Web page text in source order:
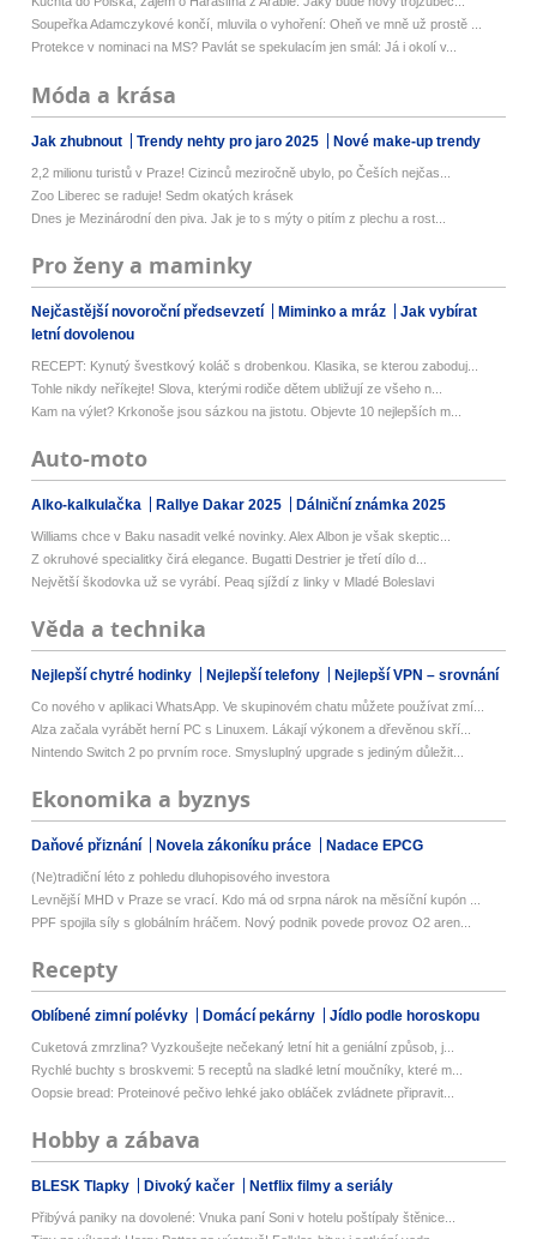
Soupeřka Adamczykové končí, mluvila o vyhoření: Oheň ve mně už prostě ...
Protekce v nominaci na MS? Pavlát se spekulacím jen smál: Já i okolí v...
Móda a krása
Jak zhubnout Trendy nehty pro jaro 2025 Nové make-up trendy
2,2 milionu turistů v Praze! Cizinců meziročně ubylo, po Češích nejčas...
Zoo Liberec se raduje! Sedm okatých krásek
Dnes je Mezinárodní den piva. Jak je to s mýty o pitím z plechu a rost...
Pro ženy a maminky
Nejčastější novoroční předsevzetí Miminko a mráz
Jak vybírat
letní dovolenou
RECEPT: Kynutý švestkový koláč s drobenkou. Klasika, se kterou zaboduj...
Tohle nikdy neříkejte! Slova, kterými rodiče dětem ubližují ze všeho n...
Kam na výlet? Krkonoše jsou sázkou na jistotu. Objevte 10 nejlepších m...
Auto-moto
Alko-kalkulačka Rallye Dakar 2025 Dálniční známka 2025
Williams chce v Baku nasadit velké novinky. Alex Albon je však skeptic...
Z okruhové specialitky čirá elegance. Bugatti Destrier je třetí dílo d...
Největší škodovka už se vyrábí. Peaq sjíždí z linky v Mladé Boleslavi
Věda a technika
Nejlepší chytré hodinky Nejlepší telefony Nejlepší VPN – srovnání
Co nového v aplikaci WhatsApp. Ve skupinovém chatu můžete používat zmí...
Alza začala vyrábět herní PC s Linuxem. Lákají výkonem a dřevěnou skří...
Nintendo Switch 2 po prvním roce. Smysluplný upgrade s jediným důležit...
Ekonomika a byznys
Daňové přiznání Novela zákoníku práce Nadace EPCG
(Ne)tradiční léto z pohledu dluhopisového investora
Levnější MHD v Praze se vrací. Kdo má od srpna nárok na měsíční kupón ...
PPF spojila síly s globálním hráčem. Nový podnik povede provoz O2 aren...
Recepty
Oblíbené zimní polévky Domácí pekárny Jídlo podle horoskopu
Cuketová zmrzlina? Vyzkoušejte nečekaný letní hit a geniální způsob, j...
Rychlé buchty s broskvemi: 5 receptů na sladké letní moučníky, které m...
Oopsie bread: Proteinové pečivo lehké jako obláček zvládnete připravit...
Hobby a zábava
BLESK Tlapky Divoký kačer Netflix filmy a seriály
Přibývá paniky na dovolené: Vnuka paní Soni v hotelu poštípaly štěnice...